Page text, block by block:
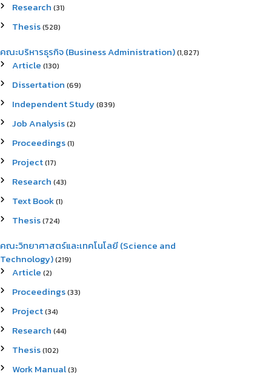
Research (31)
Thesis(528)
คณะบริหารธุรกิจ (Business Administration)(1,827)
Article (130)
Dissertation (69)
Independent Study(839)
Job Analysis(2)
Proceedings(1)
Project(17)
Research (43)
Text Book(1)
Thesis(724)
คณะวิทยาศาสตร์และเทคโนโลยี (Science and
Technology)(219)
Article (2)
Proceedings(33)
Project(34)
Research (44)
Thesis(102)
Work Manual(3)